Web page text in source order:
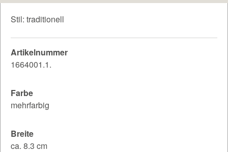
Stil: traditionell
Artikelnummer
1664001.1.
Farbe
mehrfarbig
Breite
ca. 8.3 cm